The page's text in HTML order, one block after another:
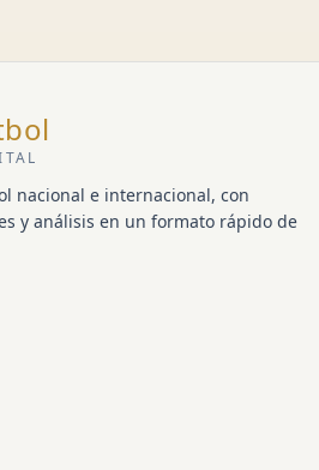
nacional e internacional, con
y análisis en un formato rápido de